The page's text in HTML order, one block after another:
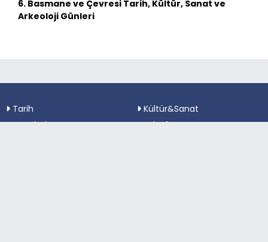
6. Basmane ve Çevresi Tarih, Kültür, Sanat ve
Arkeoloji Günleri
Tarih
Kültür&Sanat
Kent haber
Felsefe